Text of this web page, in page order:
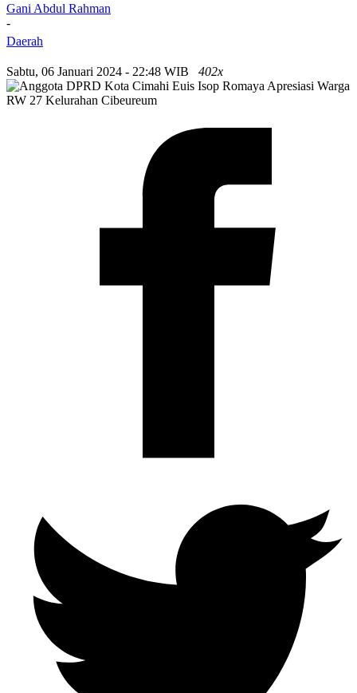
Gani Abdul Rahman
-
Daerah
Sabtu, 06 Januari 2024 - 22:48 WIB 402x